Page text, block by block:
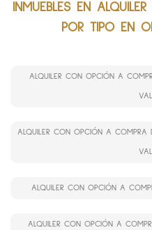
INMUEBLES EN
POR TIPO EN
ALQUILER CON OPCIÓN A
ALQUILER CON OPCIÓN A
ALQUILER CON OPCIÓN A
ALQUILER CON OPCIÓN A